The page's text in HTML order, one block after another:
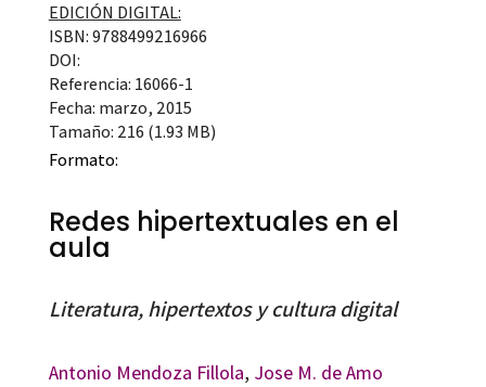
EDICIÓN DIGITAL:
ISBN: 9788499216966
DOI:
Referencia: 16066-1
Fecha: marzo, 2015
Tamaño: 216 (1.93 MB)
Formato:
Redes hipertextuales en el
aula
Literatura, hipertextos y cultura digital
Antonio Mendoza Fillola, Jose M. de Amo